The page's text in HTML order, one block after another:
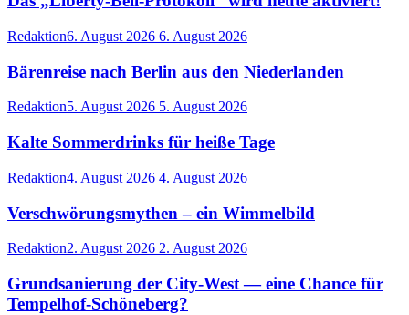
Redaktion6. August 2026 6. August 2026
Bärenreise nach Berlin aus den Niederlanden
Redaktion5. August 2026 5. August 2026
Kalte Sommerdrinks für heiße Tage
Redaktion4. August 2026 4. August 2026
Verschwörungsmythen – ein Wimmelbild
Redaktion2. August 2026 2. August 2026
Grundsanierung der City-West — eine Chance für
Tempelhof-Schöneberg?